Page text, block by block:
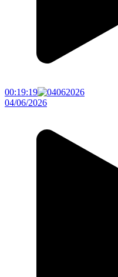
00:19:19
04/06/2026